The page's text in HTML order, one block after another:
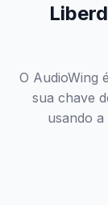
O AudioWing
sua chave
usando